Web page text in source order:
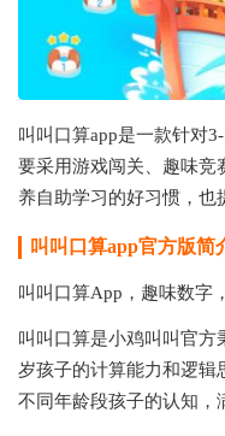
叫叫口算app是一款针对
要采用游戏闯关、趣味竞
养自助学习的好习惯，也
叫叫口算app官方版简
叫叫口算App，趣味数字
叫叫口算是小鸡叫叫官方
岁孩子的计算能力和逻辑
不同年龄段孩子的认知，